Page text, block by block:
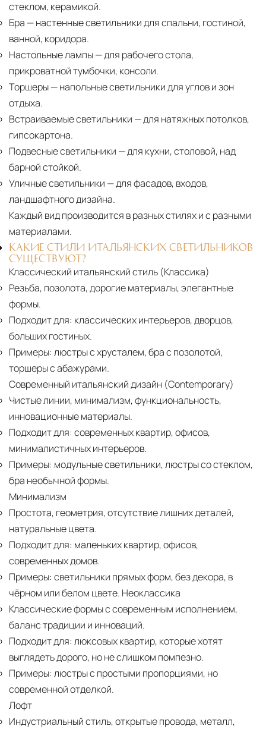
стеклом, керамикой.
Бра — настенные светильники для спальни, гостиной,
ванной, коридора.
Настольные лампы— для рабочего стола,
прикроватной тумбочки, консоли.
Торшеры— напольные светильники для углов и зон
отдыха.
Встраиваемые светильники — для натяжных потолков,
гипсокартона.
Подвесные светильники — для кухни, столовой, над
барной стойкой.
Уличные светильники — для фасадов, входов,
ландшафтного дизайна.
Каждый вид производится в разных стилях и с разными
материалами.
КАКИЕ СТИЛИ ИТАЛЬЯНСКИХ СВЕТИЛЬНИКОВ
СУЩЕСТВУЮТ?
Классический итальянский стиль (Классика)
Резьба, позолота, дорогие материалы, элегантные
формы.
Подходит для: классических интерьеров, дворцов,
больших гостиных.
Примеры: люстры с хрусталем, бра с позолотой,
торшеры с абажурами.
Современный итальянский дизайн (Contemporary)
Чистые линии, минимализм, функциональность,
инновационные материалы.
Подходит для: современных квартир, офисов,
минималистичных интерьеров.
Примеры: модульные светильники, люстры со стеклом,
бра необычной формы.
Минимализм
Простота, геометрия, отсутствие лишних деталей,
натуральные цвета.
Подходит для: маленьких квартир, офисов,
современных домов.
Примеры: светильники прямых форм, без декора, в
чёрном или белом цвете. Неоклассика
Классические формы с современным исполнением,
баланс традиции и инноваций.
Подходит для: люксовых квартир, которые хотят
выглядеть дорого, но не слишком помпезно.
Примеры: люстры с простыми пропорциями, но
современной отделкой.
Лофт
Индустриальный стиль, открытые провода, металл,